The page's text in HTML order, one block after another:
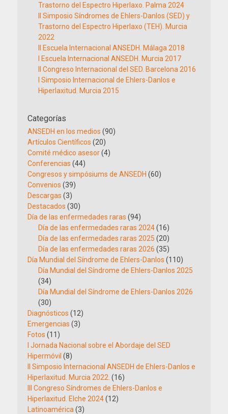
Trastorno del Espectro Hiperlaxo. Palma 2024
II Simposio Síndromes de Ehlers-Danlos (SED) y
Trastorno del Espectro Hiperlaxo (TEH). Murcia
2022
II Escuela Internacional ANSEDH. Málaga 2018
I Escuela Internacional ANSEDH. Murcia 2017
II Congreso Internacional del SED. Barcelona 2016
I Simposio Internacional de Ehlers-Danlos e
Hiperlaxitud. Murcia 2015
Categorías
ANSEDH en los medios (90)
Artículos Científicos (20)
Comité médico asesor(4)
Conferencias (44)
Congresos y simpósiums de ANSEDH (60)
Convenios (39)
Descargas (3)
Destacados (30)
Día de las enfermedades raras (94)
Día de las enfermedades raras 2024(16)
Día de las enfermedades raras 2025 (20)
Día de las enfermedades raras 2026 (35)
Día Mundial del Síndrome de Ehlers-Danlos (110)
Día Mundial del Síndrome de Ehlers-Danlos 2025
(34)
Día Mundial del Síndrome de Ehlers-Danlos 2026
(30)
Diagnósticos (12)
Emergencias (3)
Fotos (11)
I Jornada Nacional sobre el Abordaje del SED
Hipermóvil (8)
II Simposio Internacional ANSEDH de Ehlers-Danlos e
Hiperlaxitud. Murcia 2022. (16)
III Congreso Síndromes de Ehlers-Danlos e
Hiperlaxitud. Elche 2024(12)
Latinoamérica (3)